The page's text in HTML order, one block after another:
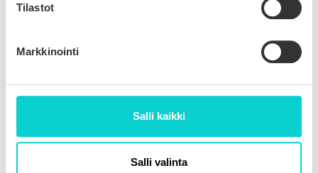
Tilastot
Markkinointi
Salli kaikki
Salli valinta
Ajantasainen tieto aina saatavilla
Verkkopalvelu on aina käytettävissäsi kaikilla päätelaitteilla.
Tarvitset vain internet-yhteyden ja -selaimen.
Teknologiateollisuuden työmarkkina-asiantuntijat huolehtivat
siitä, että palvelun sisältö on aina ajan tasalla.